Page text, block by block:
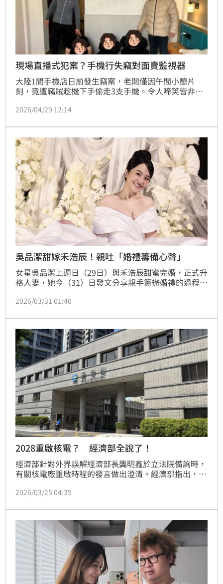
現場直播式犯案？手機行失竊對面賣監視器
大陸1間手機店日前發生竊案，老闆僅因午間小憩片
刻，竟遭竊賊趁機下手偷走3支手機。令人啼笑皆非的
設置的高清攝影機，完整拍下3名嫌犯的作案過程。當
2026/04/29 12:14
吳品潔甜嫁禾浩辰！親吐「婚禮籌備心聲」
女星吳品潔上週日（29日）與禾浩辰甜蜜完婚，正式升
格人妻，她今（31）日發文分享親手籌辦婚禮的過程與
台開始就承載滿滿心意，幸福氛圍引發關注。趙浩雲。
2026/03/31 01:40
2028重啟核電？ 經濟部全說了！
經濟部針對外界誤解經濟部長龔明鑫於立法院備詢時，
有關核電廠重啟時程的發言做出澄清。經濟部指出，核
18-24個月內完成自主安檢，再由核安會進行專業審
進行自主安檢結果審查」，而非「2028年便重啟核
電」。經濟部重申，國家能源政策的討論與制定，府、
院及經濟部均有密切溝通，對於部長未能完整發言表達
遺憾。此澄清旨在釐清核電重啟的嚴謹評估流程，避免
不實解讀。
2026/03/25 04:35